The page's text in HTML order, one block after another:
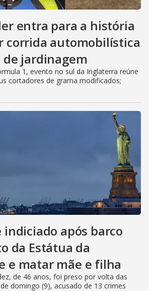
entra para a história
corrida automobilística
de jardinagem
1, evento no sul da Inglaterra reúne
cortadores de grama modificados;
indiciado após barco
da Estátua da
e matar mãe e filha
de 46 anos, foi preso por volta das
domingo (9), acusado de 13 crimes